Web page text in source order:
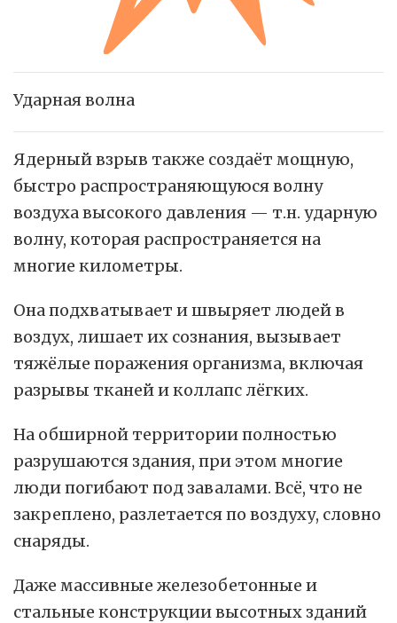
Ударная волна
Ядерный взрыв также создаёт мощную,
быстро распространяющуюся волну
воздуха высокого давления — т.н. ударную
волну, которая распространяется на
многие километры.
Она подхватывает и швыряет людей в
воздух, лишает их сознания, вызывает
тяжёлые поражения организма, включая
разрывы тканей и коллапс лёгких.
На обширной территории полностью
разрушаются здания, при этом многие
люди погибают под завалами. Всё, что не
закреплено, разлетается по воздуху, словно
снаряды.
Даже массивные железобетонные и
стальные конструкции высотных зданий